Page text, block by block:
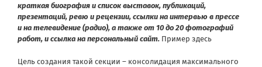
краткая биография и список выставок, публикаций,
презентаций, ревю и рецензии, ссылки на интервью в прессе
и на телевидение (радио), а также от 10 до 20 фотографий
работ, и ссылка на персональный сайт. Пример здесь
Цель создания такой секции – консолидация максимального